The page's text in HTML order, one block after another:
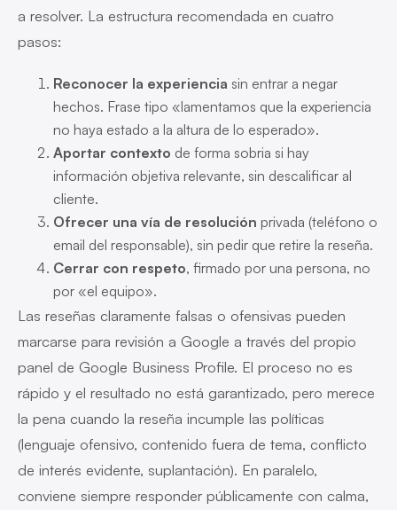
a resolver. La estructura recomendada en cuatro
pasos:
Reconocer la experiencia sin entrar a negar
hechos. Frase tipo «lamentamos que la experiencia
no haya estado a la altura de lo esperado».
Aportar contexto de forma sobria si hay
información objetiva relevante, sin descalificar al
cliente.
Ofrecer una vía de resolución privada (teléfono o
email del responsable), sin pedir que retire la reseña.
Cerrar con respeto, firmado por una persona, no
por «el equipo».
Las reseñas claramente falsas o ofensivas pueden
marcarse para revisión a Google a través del propio
panel de Google Business Profile. El proceso no es
rápido y el resultado no está garantizado, pero merece
la pena cuando la reseña incumple las políticas
(lenguaje ofensivo, contenido fuera de tema, conflicto
de interés evidente, suplantación). En paralelo,
conviene siempre responder públicamente con calma,